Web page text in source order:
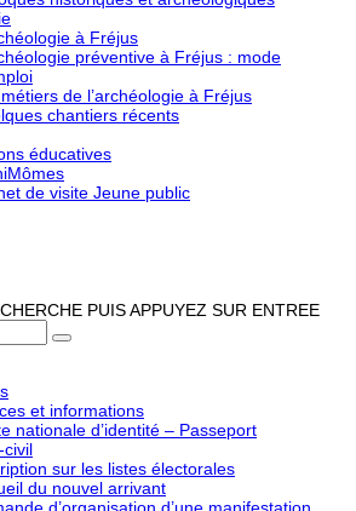
à Fréjus
préventive à Fréjus : mode
de l’archéologie à Fréjus
chantiers récents
éducatives
de visite Jeune public
PUIS APPUYEZ SUR ENTREE
et informations
nationale d’identité – Passeport
civil
sur les listes électorales
du nouvel arrivant